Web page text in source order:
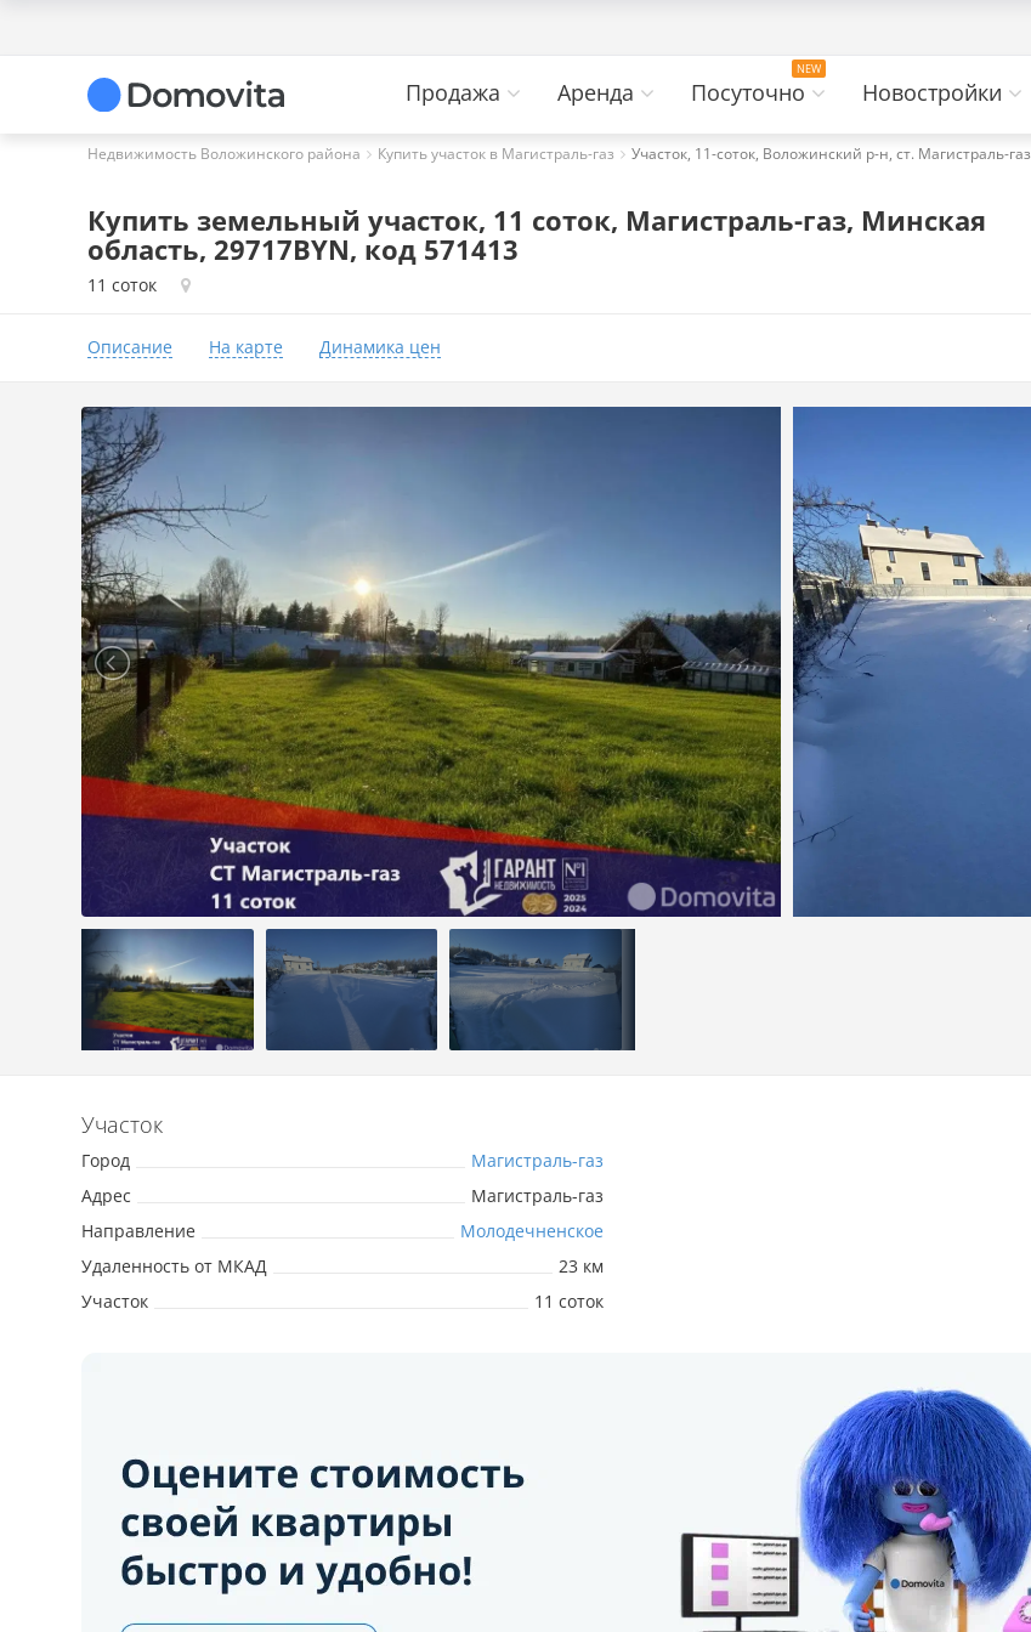
Продажа Аренда Посуточно Новостройки
Недвижимость Воложинского района Купить участок в Магистраль-газ Участок, 11-соток, Воложинский р-н, ст. Магистраль-газ
Купить земельный участок, 11 соток, Магистраль-газ, Минская
область, 29717BYN, код 571413
11 соток
Описание На карте Динамика цен
Участок
Город
Магистраль-газ
Адрес
Магистраль-газ
Направление
Молодечненское
Удаленность от МКАД
23 км
Участок
11 соток